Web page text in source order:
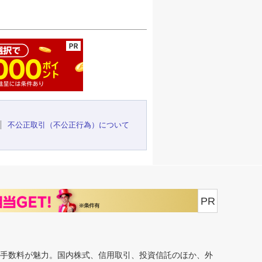
不公正取引（不公正行為）について
PR
数料が魅力。国内株式、信用取引、投資信託のほか、外